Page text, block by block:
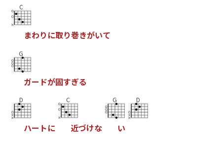
C
まわり に取り巻きがいて
G
ガー ドが固すぎる
D
ハー トに
C
近づけな
G
い
D